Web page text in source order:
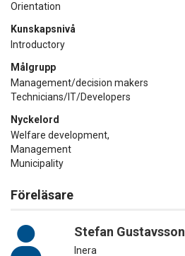
Orientation
Kunskapsnivå
Introductory
Målgrupp
Management/decision makers
Technicians/IT/Developers
Nyckelord
Welfare development,
Management
Municipality
Föreläsare
Stefan Gustavsson
Inera